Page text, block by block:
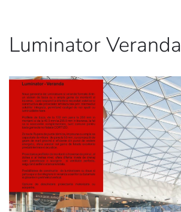
Luminator Veranda